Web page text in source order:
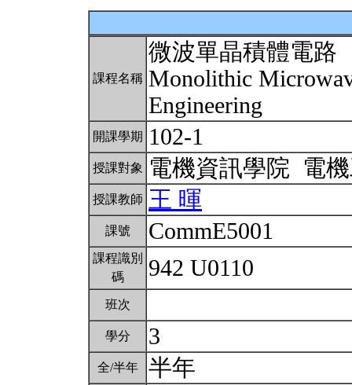
課程名稱
微波單晶積體電路
Monolithic
Engineering
開課學期 102-1
授課對象 電機資訊學院 電
授課教師 王 暉
課號 CommE5001
課程識別
碼
942 U0110
班次
學分 3
全/半年 半年